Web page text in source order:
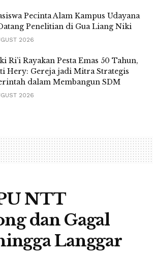
Pecinta Alam Kampus Udayana
Penelitian di Gua Liang Niki
2026
Ri’i Rayakan Pesta Emas 50 Tahun,
Hery: Gereja jadi Mitra Strategis
dalam Membangun SDM
2026
NTT
dan Gagal
Langgar